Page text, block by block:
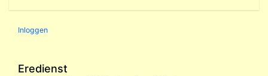
Inloggen
Eredienst